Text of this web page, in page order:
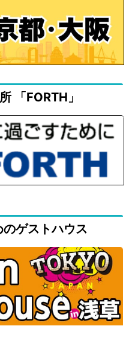
「FORTH」
ゲストハウス